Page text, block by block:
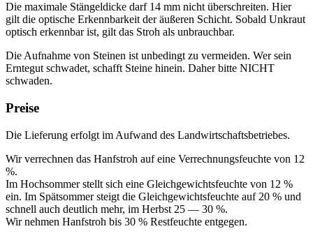
Die maximale Stängeldicke darf 14 mm nicht überschreiten. Hier
gilt die optische Erkennbarkeit der äußeren Schicht. Sobald Unkraut
optisch erkennbar ist, gilt das Stroh als unbrauchbar.
Die Aufnahme von Steinen ist unbedingt zu vermeiden. Wer sein
Erntegut schwadet, schafft Steine hinein. Daher bitte NICHT
schwaden.
Preise
Die Lieferung erfolgt im Aufwand des Landwirtschaftsbetriebes.
Wir verrechnen das Hanfstroh auf eine Verrechnungsfeuchte von 12
%.
Im Hochsommer stellt sich eine Gleichgewichtsfeuchte von 12 %
ein. Im Spätsommer steigt die Gleichgewichtsfeuchte auf 20 % und
schnell auch deutlich mehr, im Herbst 25 — 30 %.
Wir nehmen Hanfstroh bis 30 % Restfeuchte entgegen.